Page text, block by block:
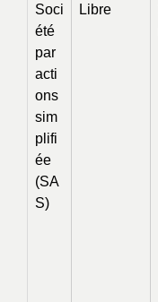
Soci
été
par
acti
ons
sim
plifi
ée
(SA
S)
Libre